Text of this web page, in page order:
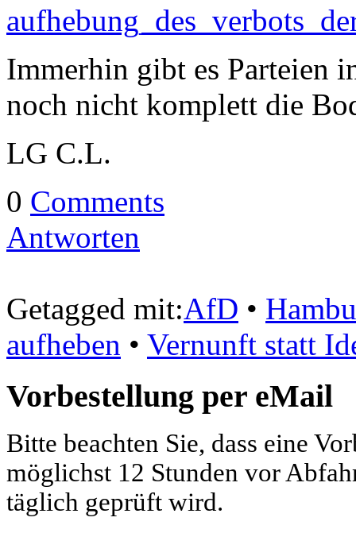
Immerhin gibt es Parteien
noch nicht komplett die
LG C.L.
0 Comments
Antworten
Getagged mit:AfD •
aufheben • Vernunft statt
Vorbestellung per eMail
Bitte beachten Sie, dass eine
möglichst 12 Stunden vor
täglich geprüft wird.